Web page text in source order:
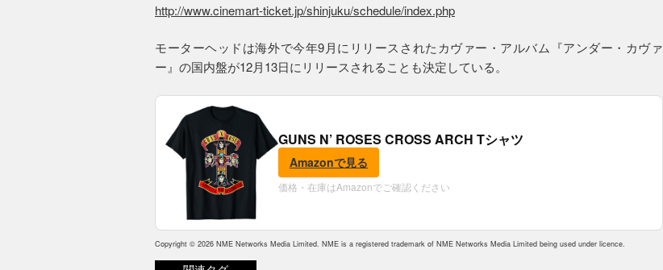
http://www.cinemart-ticket.jp/shinjuku/schedule/index.php
モーターヘッドは海外で今年9月にリリースされたカヴァー・アルバム『アンダー・カヴァ
ー』の国内盤が12月13日にリリースされることも決定している。
GUNS N’ ROSES CROSS ARCH Tシャツ
Amazonで見る
価格・在庫はAmazonでご確認ください
Copyright © 2026 NME Networks Media Limited. NME is a registered trademark of NME Networks Media Limited being used under licence.